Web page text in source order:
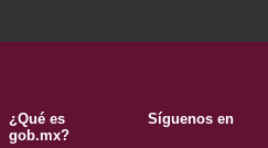
¿Qué es
gob.mx?
Síguenos en